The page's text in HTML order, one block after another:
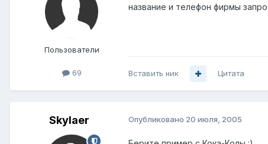
Пользователи
69
название и телефон фирмы
Вставить ник Цитата
Skylaer Опубликовано 20 июля, 2005